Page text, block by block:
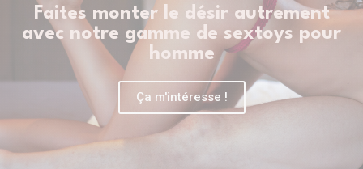
Faites monter le désir autrement
avec notre gamme de sextoys pour
homme
Ça m'intéresse !